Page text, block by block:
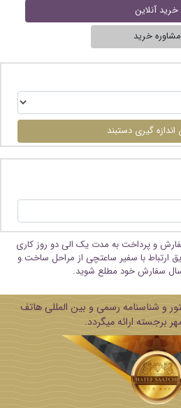
خرید آنلاین
مشاوره خرید
اندازه گیری دستبند
و پرداخت به مدت یک الی دو روز کاری
ارتباط با سفیر ساعتچی از مراحل ساخت و
سفارش خود مطلع شوید.
و شناسنامه رسمی و بین المللی هاتف
برجسته ارائه میگردد.